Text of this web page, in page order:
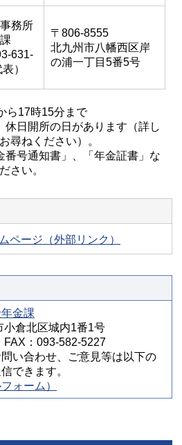
務所
631-
）
〒806-8555
北九州市八幡西区岸
の浦一丁目5番5号
17時15分まで
日開所の日があります（詳し
尋ねください）。
号通知書」、「年金証書」な
さい。
ページ（外部リンク）
金課
倉北区城内1番1号
：093-582-5227
い合わせ、ご意見等は以下の
できます。
ォーム）